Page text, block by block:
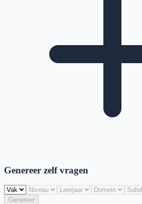
Genereer zelf vragen
Genereer